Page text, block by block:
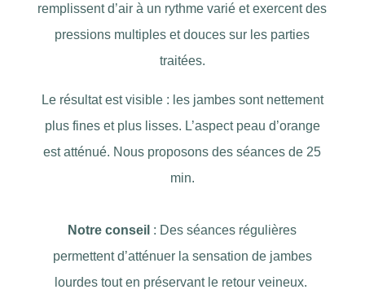
remplissent d’air à un rythme varié et exercent des
pressions multiples et douces sur les parties
traitées.
Le résultat est visible : les jambes sont nettement
plus fines et plus lisses. L’aspect peau d’orange
est atténué. Nous proposons des séances de 25
min.
Notre conseil : Des séances régulières
permettent d’atténuer la sensation de jambes
lourdes tout en préservant le retour veineux.